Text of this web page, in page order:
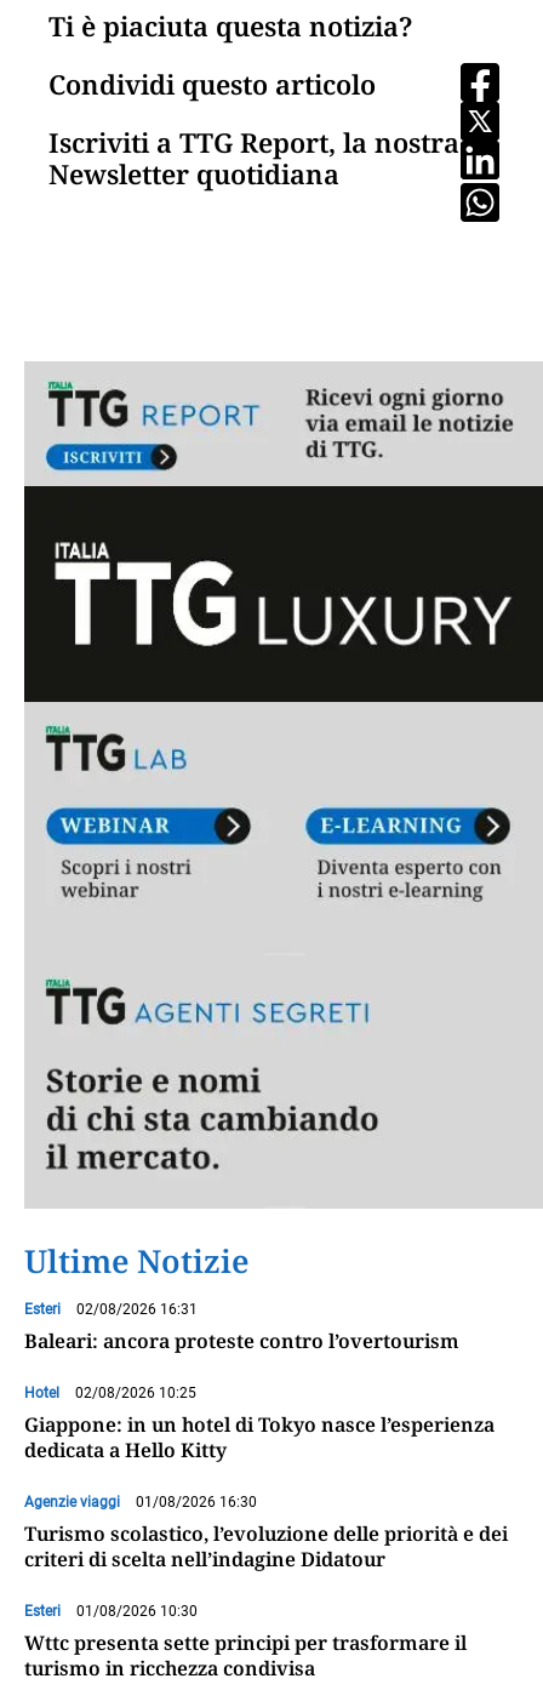
Ti è piaciuta questa notizia?
Condividi questo articolo
Iscriviti a TTG Report, la nostra
Newsletter quotidiana
Ultime Notizie
Esteri 02/08/2026 16:31
Baleari: ancora proteste contro l’overtourism
Hotel 02/08/2026 10:25
Giappone: in un hotel di Tokyo nasce l’esperienza
dedicata a Hello Kitty
Agenzie viaggi 01/08/2026 16:30
Turismo scolastico, l’evoluzione delle priorità e dei
criteri di scelta nell’indagine Didatour
Esteri 01/08/2026 10:30
Wttc presenta sette principi per trasformare il
turismo in ricchezza condivisa